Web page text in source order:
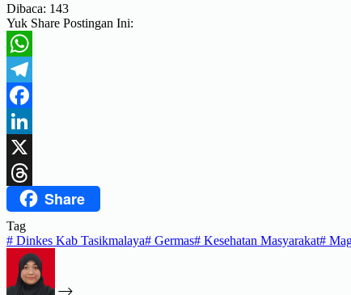
Dibaca: 143
Yuk Share Postingan Ini:
WhatsApp
Telegram
Facebook
LinkedIn
X
ThreadsShare
Tag
# Dinkes Kab Tasikmalaya# Germas# Kesehatan Masyarakat#